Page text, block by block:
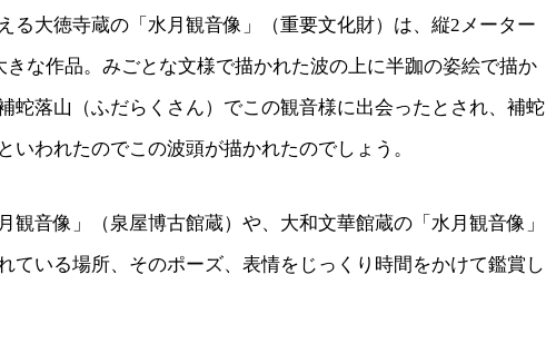
る大徳寺蔵の「水月観音像」（重要文化財）は、縦2メーター
きな作品。みごとな文様で描かれた波の上に半跏の姿絵で描か
蛇落山（ふだらくさん）でこの観音様に出会ったとされ、補蛇
いわれたのでこの波頭が描かれたのでしょう。
観音像」（泉屋博古館蔵）や、大和文華館蔵の「水月観音像」
ている場所、そのポーズ、表情をじっくり時間をかけて鑑賞し